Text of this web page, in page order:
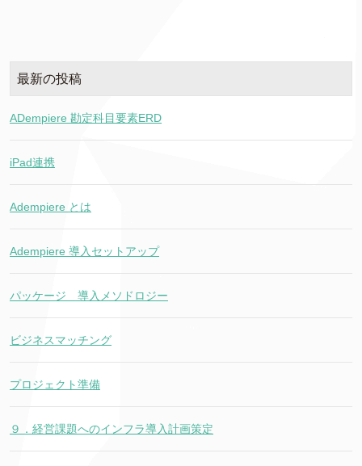
最新の投稿
ADempiere 勘定科目要素ERD
iPad連携
Adempiere とは
Adempiere 導入セットアップ
パッケージ 導入メソドロジー
ビジネスマッチング
プロジェクト準備
９．経営課題へのインフラ導入計画策定